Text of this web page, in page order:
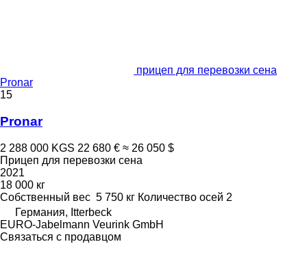
прицеп для перевозки сена
Pronar
15
Pronar
2 288 000 KGS 22 680 € ≈ 26 050 $
Прицеп для перевозки сена
2021
18 000 кг
Собственный вес 5 750 кг Количество осей 2
Германия, Itterbeck
EURO-Jabelmann Veurink GmbH
Связаться с продавцом